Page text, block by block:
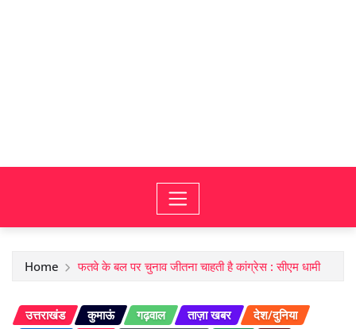
Home फतवे के बल पर चुनाव जीतना चाहती है कांग्रेस : सीएम धामी
उत्तराखंड कुमाऊं गढ़वाल ताज़ा खबर
देश/दुनिया